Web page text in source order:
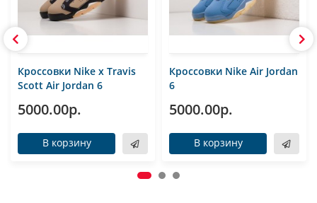
Кроссовки Nike x Travis
Scott Air Jordan 6
5000.00р.
В корзину
Кроссовки Nike Air Jordan
6
5000.00р.
В корзину